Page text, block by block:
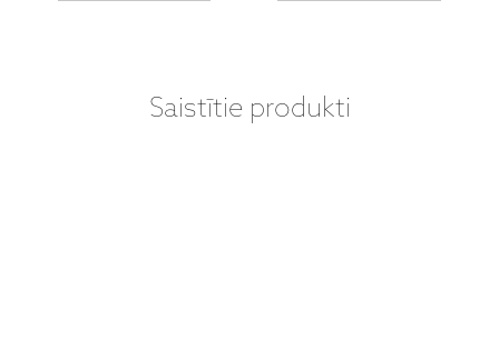
Saistītie produkti